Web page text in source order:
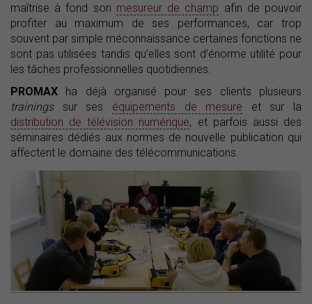
maîtrise à fond son mesureur de champ afin de pouvoir
profiter au maximum de ses performances, car trop
souvent par simple méconnaissance certaines fonctions ne
sont pas utilisées tandis qu’elles sont d’énorme utilité pour
les tâches professionnelles quotidiennes.
PROMAX ha déjà organisé pour ses clients plusieurs
trainingssur ses équipements de mesure et sur la
distribution de télévision numérique, et parfois aussi des
séminaires dédiés aux normes de nouvelle publication qui
affectent le domaine des télécommunications.